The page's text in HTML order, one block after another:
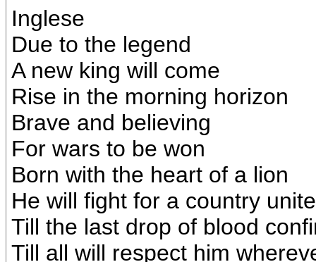
Inglese
Due to the legend
A new king will come
Rise in the morning horizon
Brave and believing
For wars to be won
Born with the heart of a lion
He will fight for a country unite
Till the last drop of blood
Till all will respect him